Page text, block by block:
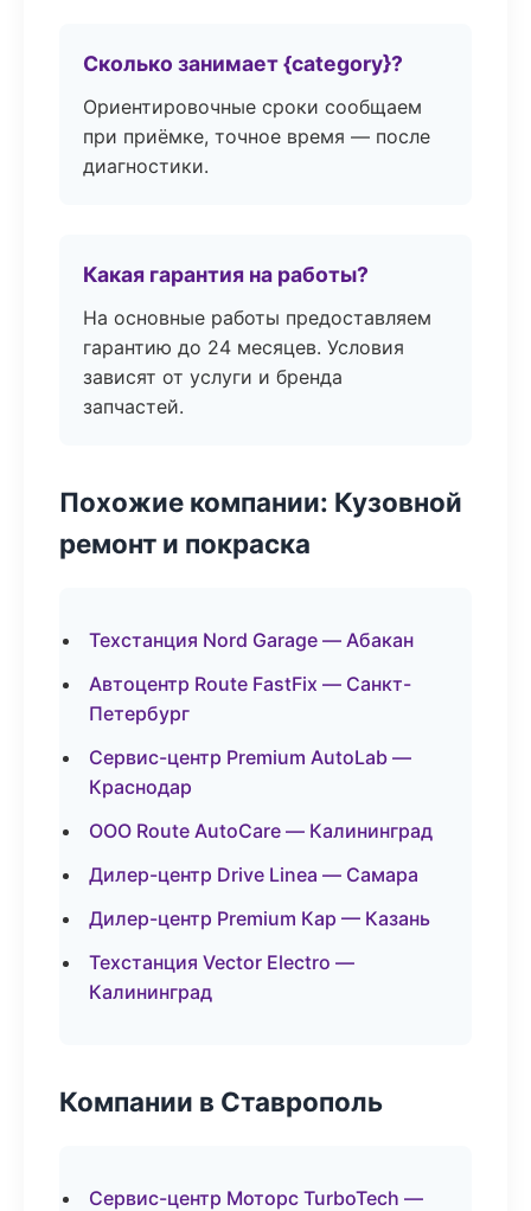
Сколько занимает {category}?
Ориентировочные сроки сообщаем
при приёмке, точное время — после
диагностики.
Какая гарантия на работы?
На основные работы предоставляем
гарантию до 24 месяцев. Условия
зависят от услуги и бренда
запчастей.
Похожие компании: Кузовной
ремонт и покраска
Техстанция Nord Garage — Абакан
Автоцентр Route FastFix — Санкт-
Петербург
Сервис-центр Premium AutoLab —
Краснодар
ООО Route AutoCare — Калининград
Дилер-центр Drive Linea — Самара
Дилер-центр Premium Кар — Казань
Техстанция Vector Electro —
Калининград
Компании в Ставрополь
Сервис-центр Моторс TurboTech —